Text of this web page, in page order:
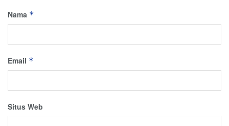
Nama *
Email *
Situs Web